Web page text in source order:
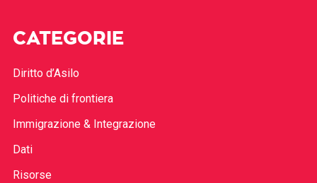
CATEGORIE
Diritto d’Asilo
Politiche di frontiera
Immigrazione & Integrazione
Dati
Risorse